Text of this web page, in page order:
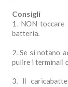
Consigli
1. NON
batteria.
2. Se si notano
pulire i terminali
3. Il